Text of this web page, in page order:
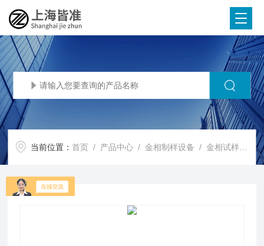
当前位置：首页 / 产品中心 /金相制样设备 /金相试样切割机